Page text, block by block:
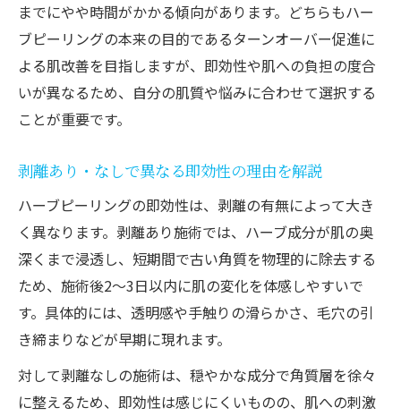
までにやや時間がかかる傾向があります。どちらもハー
ブピーリングの本来の目的であるターンオーバー促進に
よる肌改善を目指しますが、即効性や肌への負担の度合
いが異なるため、自分の肌質や悩みに合わせて選択する
ことが重要です。
剥離あり・なしで異なる即効性の理由を解説
ハーブピーリングの即効性は、剥離の有無によって大き
く異なります。剥離あり施術では、ハーブ成分が肌の奥
深くまで浸透し、短期間で古い角質を物理的に除去する
ため、施術後2～3日以内に肌の変化を体感しやすいで
す。具体的には、透明感や手触りの滑らかさ、毛穴の引
き締まりなどが早期に現れます。
対して剥離なしの施術は、穏やかな成分で角質層を徐々
に整えるため、即効性は感じにくいものの、肌への刺激